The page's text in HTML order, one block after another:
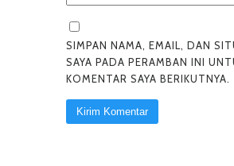
SIMPAN NAMA, EMAIL, DAN
SAYA PADA PERAMBAN INI
KOMENTAR SAYA BERIKUTNYA.